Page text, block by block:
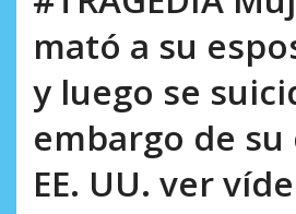
mató a su
y luego se
embargo de su
EE. UU. ver